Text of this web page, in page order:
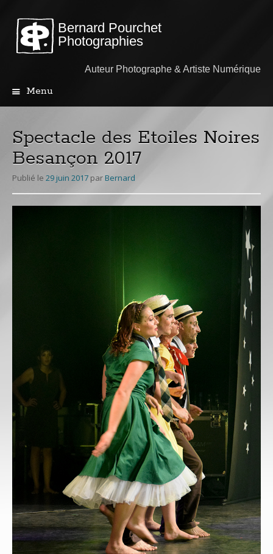
Bernard Pourchet
Photographies
Auteur Photographe & Artiste Numérique
Menu
principal
Spectacle des Etoiles Noires
Besançon 2017
Publié le 29 juin 2017 parBernard